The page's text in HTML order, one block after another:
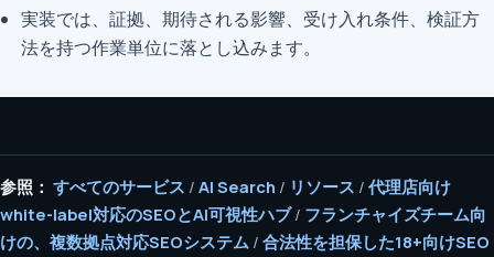
実装では、証拠、期待される影響、受け入れ条件、検証方
法を持つ作業単位に落とし込みます。
参照： すべてのサービス / AI Search / リソース / 代理店向け
white-label対応のSEOとAI可視性ハブ/ フランチャイズチーム向
けの、複数拠点対応SEOシステム / 合法性を担保した18+向けSEO